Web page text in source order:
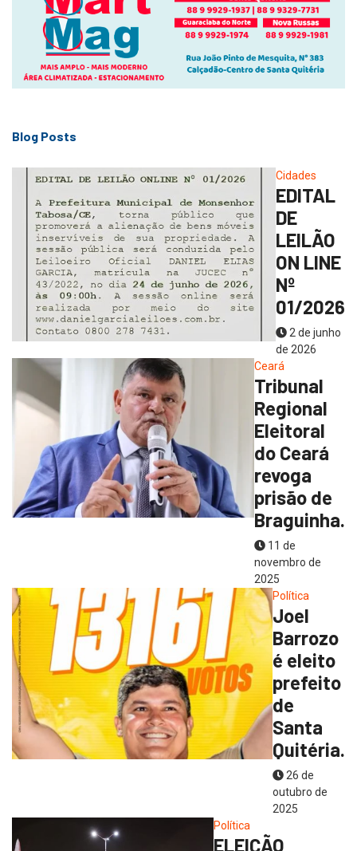
Blog Posts
Cidades
EDITAL
DE
LEILÃO
ON LINE
Nº
01/2026
2 de junho
de 2026
Ceará
Tribunal
Regional
Eleitoral
do Ceará
revoga
prisão de
Braguinha.
11 de
novembro de
2025
Política
Joel
Barrozo
é eleito
prefeito
de
Santa
Quitéria.
26 de
outubro de
2025
Política
ELEIÇÃO